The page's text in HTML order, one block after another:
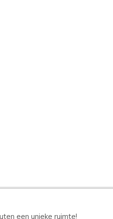
een unieke ruimte!